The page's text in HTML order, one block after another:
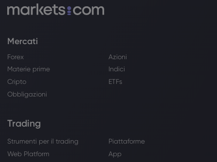
Mercati
Forex
Azioni
Materie prime
Indici
Cripto
ETFs
Obbligazioni
Trading
Strumenti per il trading
Piattaforme
Web Platform
App